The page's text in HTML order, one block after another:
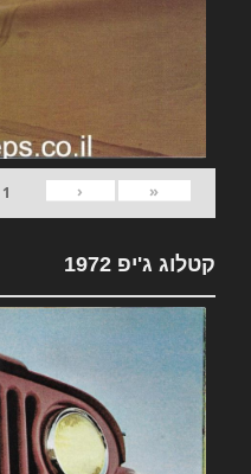
«
‹
1
קטלוג ג'יפ 1972